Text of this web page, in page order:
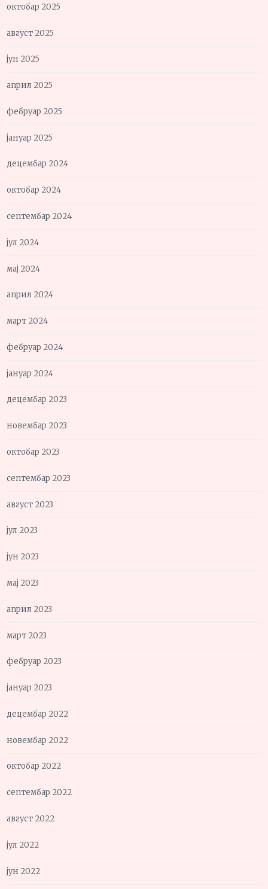
октобар 2025
август 2025
јун 2025
април 2025
фебруар 2025
јануар 2025
децембар 2024
октобар 2024
септембар 2024
јул 2024
мај 2024
април 2024
март 2024
фебруар 2024
јануар 2024
децембар 2023
новембар 2023
октобар 2023
септембар 2023
август 2023
јул 2023
јун 2023
мај 2023
април 2023
март 2023
фебруар 2023
јануар 2023
децембар 2022
новембар 2022
октобар 2022
септембар 2022
август 2022
јул 2022
јун 2022